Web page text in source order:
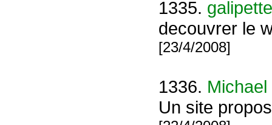
1335.
decouvrer le
[23/4/2008]
1336.
Un site